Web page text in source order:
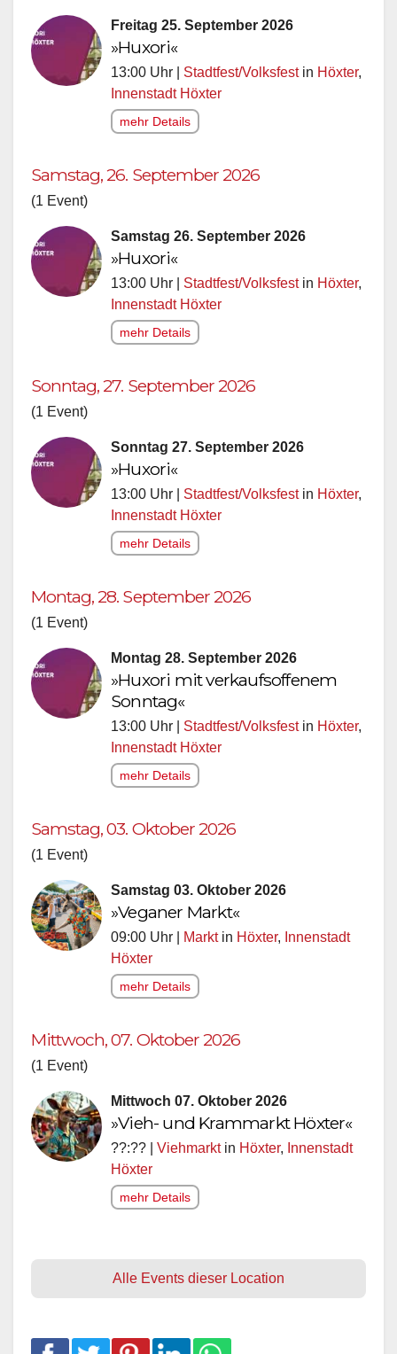
Freitag 25. September 2026
»Huxori«
13:00 Uhr | Stadtfest/Volksfestin Höxter,
Innenstadt Höxter
mehr Details
Samstag, 26. September 2026
(1 Event)
Samstag 26. September 2026
»Huxori«
13:00 Uhr | Stadtfest/Volksfestin Höxter,
Innenstadt Höxter
mehr Details
Sonntag, 27. September 2026
(1 Event)
Sonntag 27. September 2026
»Huxori«
13:00 Uhr | Stadtfest/Volksfestin Höxter,
Innenstadt Höxter
mehr Details
Montag, 28. September 2026
(1 Event)
Montag 28. September 2026
»Huxori mit verkaufsoffenem
Sonntag«
13:00 Uhr | Stadtfest/Volksfestin Höxter,
Innenstadt Höxter
mehr Details
Samstag, 03. Oktober 2026
(1 Event)
Samstag 03. Oktober 2026
»Veganer Markt«
09:00 Uhr | Marktin Höxter, Innenstadt
Höxter
mehr Details
Mittwoch, 07. Oktober 2026
(1 Event)
Mittwoch 07. Oktober 2026
»Vieh- und Krammarkt Höxter«
??:?? | Viehmarktin Höxter, Innenstadt
Höxter
mehr Details
Alle Events dieser Location